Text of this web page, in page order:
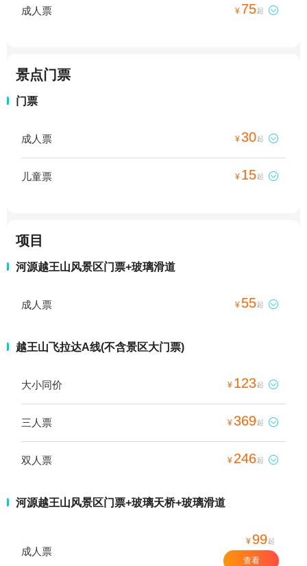
成人票 ¥ 75起 
景点门票
门票
成人票 ¥30起 
儿童票 ¥ 15起 
项目
河源越王山风景区门票+玻璃滑道
成人票 ¥ 55起 
越王山飞拉达A线(不含景区大门票)
大小同价 ¥ 123起 
三人票 ¥369起 
双人票 ¥ 246起 
河源越王山风景区门票+玻璃天桥+玻璃滑道
成人票
¥ 99起
查看